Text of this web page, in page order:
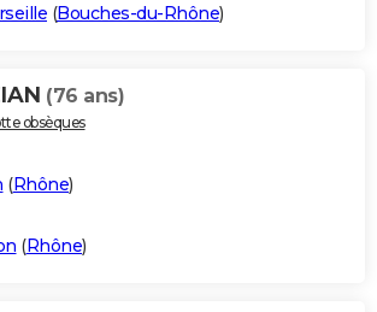
(Bouches-du-Rhône)
(76 ans)
obsèques
(Rhône)
(Rhône)